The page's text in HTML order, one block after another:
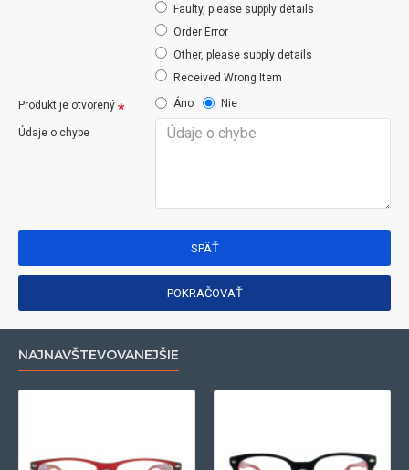
Faulty, please supply details
Order Error
Other, please supply details
Received Wrong Item
Produkt je otvorený Áno Nie
Údaje o chybe
SPÄŤ
POKRAČOVAŤ
NAJNAVŠTEVOVANEJŠIE